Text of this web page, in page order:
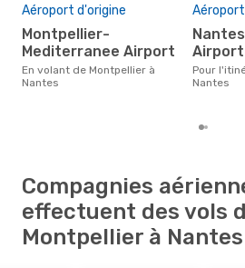
Aéroport d'origine
Montpellier-
Mediterranee Airport
En volant de Montpellier à
Nantes
Nantes Atlantique
Airport
Pour l'itinéraire de Montpellier à
Nantes
Compagnies
effectuent des vols
Montpellier à Nantes